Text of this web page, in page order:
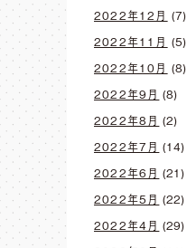
2022年12月 (7)
2022年11月 (5)
2022年10月 (8)
2022年9月 (8)
2022年8月 (2)
2022年7月 (14)
2022年6月 (21)
2022年5月 (22)
2022年4月 (29)